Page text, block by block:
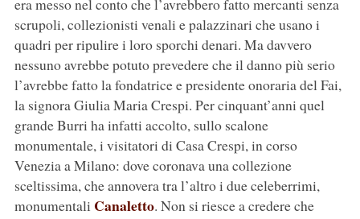
era messo nel conto che l’avrebbero fatto mercanti senza
scrupoli, collezionisti venali e palazzinari che usano i
quadri per ripulire i loro sporchi denari. Ma davvero
nessuno avrebbe potuto prevedere che il danno più serio
l’avrebbe fatto la fondatrice e presidente onoraria del Fai,
la signora Giulia Maria Crespi. Per cinquant’anni quel
grande Burri ha infatti accolto, sullo scalone
monumentale, i visitatori di Casa Crespi, in corso
Venezia a Milano: dove coronava una collezione
sceltissima, che annovera tra l’altro i due celeberrimi,
monumentali Canaletto. Non si riesce a credere che